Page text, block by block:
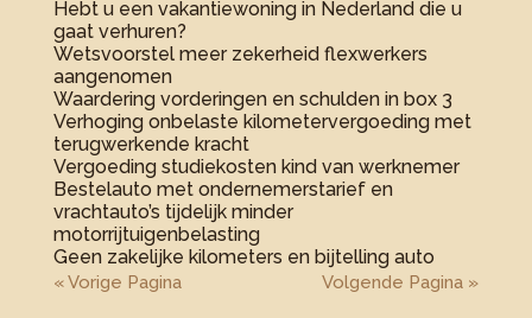
Hebt u een vakantiewoning in Nederland die u
gaat verhuren?
Wetsvoorstel meer zekerheid flexwerkers
aangenomen
Waardering vorderingen en schulden in box 3
Verhoging onbelaste kilometervergoeding met
terugwerkende kracht
Vergoeding studiekosten kind van werknemer
Bestelauto met ondernemerstarief en
vrachtauto’s tijdelijk minder
motorrijtuigenbelasting
Geen zakelijke kilometers en bijtelling auto
« Vorige Pagina Volgende Pagina »